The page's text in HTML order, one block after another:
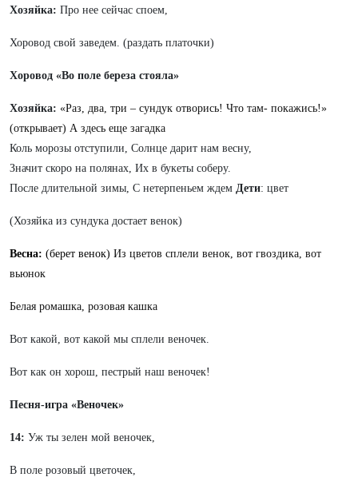
Хозяйка: Про нее сейчас споем,
Хоровод свой заведем. (раздать платочки)
Хоровод «Во поле береза стояла»
Хозяйка: «Раз, два, три – сундук отворись! Что там- покажись!»
(открывает) А здесь еще загадка
Коль морозы отступили, Солнце дарит нам весну,
Значит скоро на полянах, Их в букеты соберу.
После длительной зимы, С нетерпеньем ждем Дети: цвет
(Хозяйка из сундука достает венок)
Весна: (берет венок) Из цветов сплели венок, вот гвоздика, вот
вьюнок
Белая ромашка, розовая кашка
Вот какой, вот какой мы сплели веночек.
Вот как он хорош, пестрый наш веночек!
Песня-игра «Веночек»
14: Уж ты зелен мой веночек,
В поле розовый цветочек,